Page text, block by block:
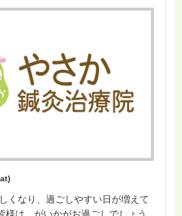
くなり、過ごしやすい日が増えて
様は、がいかがお過ごしでしょう